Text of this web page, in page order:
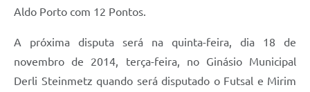
Aldo Porto com 12 Pontos.
A próxima disputa será na quinta-feira, dia 18 de
novembro de 2014, terça-feira, no Ginásio Municipal
Derli Steinmetz quando será disputado o Futsal e Mirim